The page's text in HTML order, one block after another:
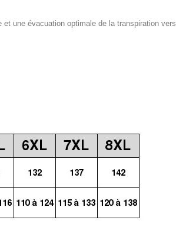
une évacuation optimale de la transpiration vers